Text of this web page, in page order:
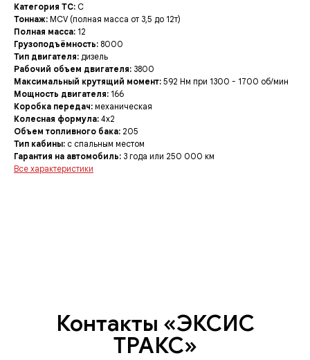
Все характеристики
Категория ТC: C
Тоннаж: MCV (полная масса от 3,5 до 12т)
Полная масса: 12
Грузоподъёмность: 8000
Тип двигателя: дизель
Рабочий объем двигателя: 3800
Максимальный крутящий момент: 592 Нм при 1300 - 1700 об/мин
Мощность двигателя: 166
Коробка передач: механическая
Колесная формула: 4x2
Объем топливного бака: 205
Тип кабины: с спальным местом
Гарантия на автомобиль: 3 года или 250 000 км
Контакты «ЭКСИС
ТРАКС»